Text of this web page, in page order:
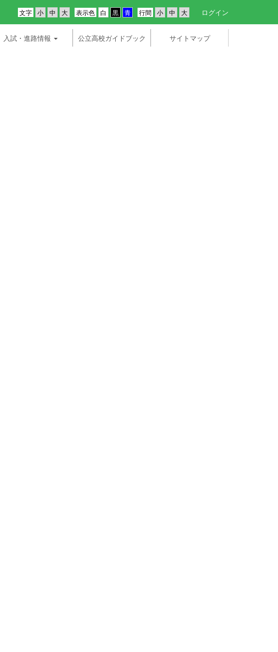
行間
表示色
文字 ログイン
入試・進路情報 公立高校ガイドブック サイトマップ